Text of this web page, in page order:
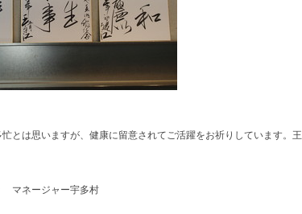
とは思いますが、健康に留意されてご活躍をお祈りしています。王
宇多村